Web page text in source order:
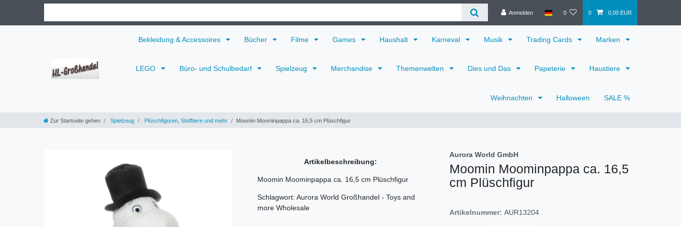
Anmelden 0 0 0,00 EUR
Bekleidung & Accessoires Bücher Filme Games Haushalt Karneval Musik Trading Cards Marken
LEGO Büro- und Schulbedarf Spielzeug Merchandise Themenwelten Dies und Das Papeterie Haustiere
Weihnachten Halloween SALE %
Zur Startseite gehen Spielzeug Plüschfiguren, Stofftiere und mehr Moomin Moominpappa ca. 16,5 cm Plüschfigur
Artikelbeschreibung:
Moomin Moominpappa ca. 16,5 cm Plüschfigur
Schlagwort: Aurora World Großhandel - Toys and
more Wholesale
Aurora World GmbH
Moomin Moominpappa ca. 16,5
cm Plüschfigur
Artikelnummer: AUR13204